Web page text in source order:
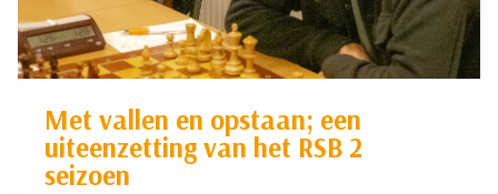
Met vallen en opstaan; een
uiteenzetting van het RSB 2
seizoen